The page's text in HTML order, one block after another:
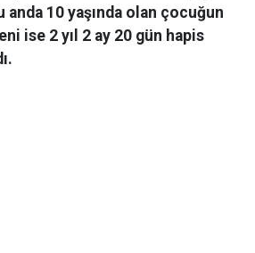
anda 10 yaşında olan çocuğun
ise 2 yıl 2 ay 20 gün hapis